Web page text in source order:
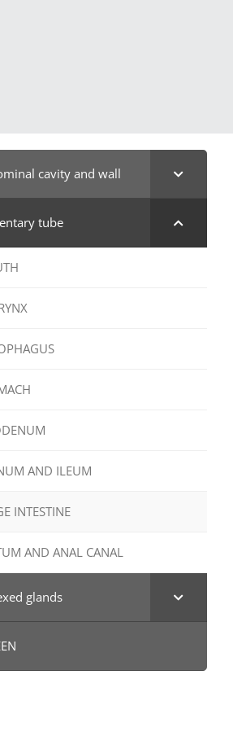
cavity and wall
tube
AND ILEUM
INTESTINE
AND ANAL CANAL
glands